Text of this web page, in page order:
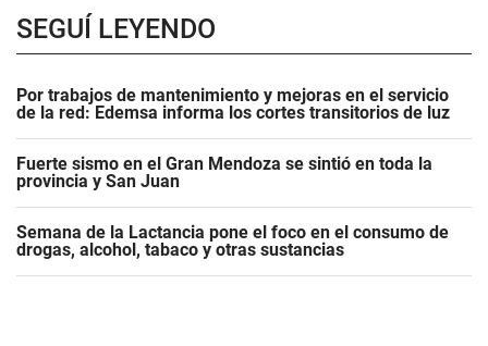
SEGUÍ LEYENDO
Por trabajos de mantenimiento y mejoras en el servicio
de la red: Edemsa informa los cortes transitorios de luz
Fuerte sismo en el Gran Mendoza se sintió en toda la
provincia y San Juan
Semana de la Lactancia pone el foco en el consumo de
drogas, alcohol, tabaco y otras sustancias